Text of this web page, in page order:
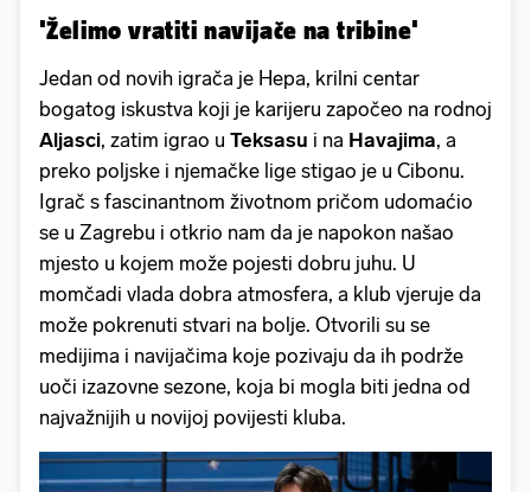
'Želimo vratiti navijače na tribine'
Jedan od novih igrača je Hepa, krilni centar
bogatog iskustva koji je karijeru započeo na rodnoj
Aljasci, zatim igrao u Teksasu i na Havajima, a
preko poljske i njemačke lige stigao je u Cibonu.
Igrač s fascinantnom životnom pričom udomaćio
se u Zagrebu i otkrio nam da je napokon našao
mjesto u kojem može pojesti dobru juhu. U
momčadi vlada dobra atmosfera, a klub vjeruje da
može pokrenuti stvari na bolje. Otvorili su se
medijima i navijačima koje pozivaju da ih podrže
uoči izazovne sezone, koja bi mogla biti jedna od
najvažnijih u novijoj povijesti kluba.